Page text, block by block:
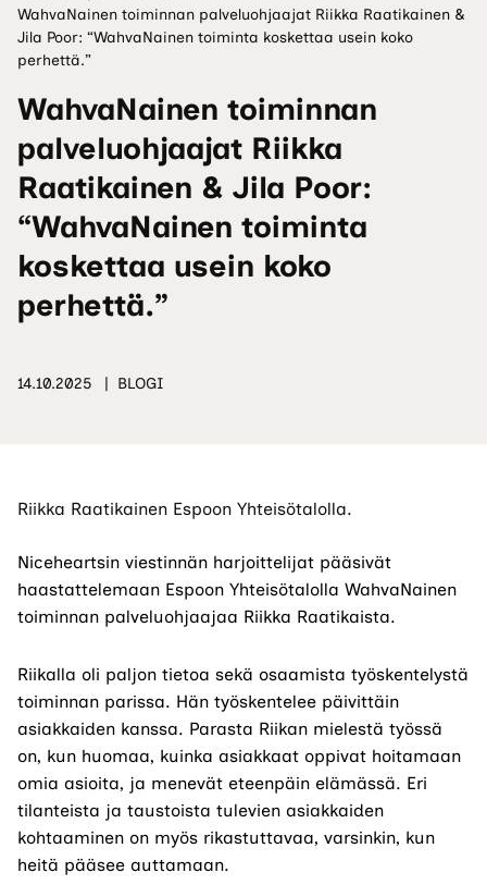
WahvaNainen toiminnan palveluohjaajat Riikka Raatikainen &
Jila Poor: “WahvaNainen toiminta koskettaa usein koko
perhettä.”
WahvaNainen toiminnan
palveluohjaajat Riikka
Raatikainen & Jila Poor:
“WahvaNainen toiminta
koskettaa usein koko
perhettä.”
14.10.2025 BLOGI
Riikka Raatikainen Espoon Yhteisötalolla.
Niceheartsin viestinnän harjoittelijat pääsivät
haastattelemaan Espoon Yhteisötalolla WahvaNainen
toiminnan palveluohjaajaa Riikka Raatikaista.
Riikalla oli paljon tietoa sekä osaamista työskentelystä
toiminnan parissa. Hän työskentelee päivittäin
asiakkaiden kanssa. Parasta Riikan mielestä työssä
on, kun huomaa, kuinka asiakkaat oppivat hoitamaan
omia asioita, ja menevät eteenpäin elämässä. Eri
tilanteista ja taustoista tulevien asiakkaiden
kohtaaminen on myös rikastuttavaa, varsinkin, kun
heitä pääsee auttamaan.